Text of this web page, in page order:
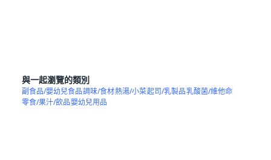
與一起瀏覽的類別
副食品/嬰幼兒食品調味/食材熱湯/小菜起司/乳製品乳酸菌/維他命
零食/果汁/飲品嬰幼兒用品